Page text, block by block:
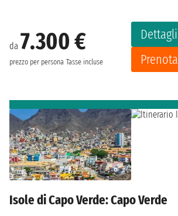
da 7.300 €
prezzo per persona Tasse incluse
Dettagli
Prenota
Isole di Capo Verde: Capo Verde